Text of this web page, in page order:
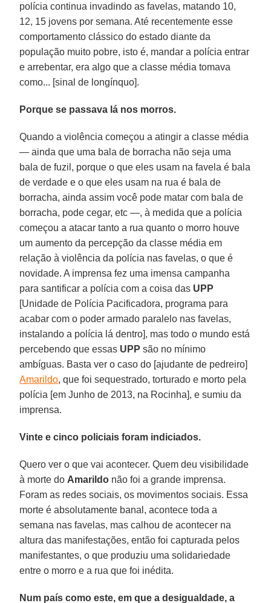
polícia continua invadindo as favelas, matando 10,
12, 15 jovens por semana. Até recentemente esse
comportamento clássico do estado diante da
população muito pobre, isto é, mandar a polícia entrar
e arrebentar, era algo que a classe média tomava
como... [sinal de longínquo].
Porque se passava lá nos morros.
Quando a violência começou a atingir a classe média
— ainda que uma bala de borracha não seja uma
bala de fuzil, porque o que eles usam na favela é bala
de verdade e o que eles usam na rua é bala de
borracha, ainda assim você pode matar com bala de
borracha, pode cegar, etc —, à medida que a polícia
começou a atacar tanto a rua quanto o morro houve
um aumento da percepção da classe média em
relação à violência da polícia nas favelas, o que é
novidade. A imprensa fez uma imensa campanha
para santificar a polícia com a coisa das UPP
[Unidade de Polícia Pacificadora, programa para
acabar com o poder armado paralelo nas favelas,
instalando a polícia lá dentro], mas todo o mundo está
percebendo que essas UPP são no mínimo
ambíguas. Basta ver o caso do [ajudante de pedreiro]
Amarildo, que foi sequestrado, torturado e morto pela
polícia [em Junho de 2013, na Rocinha], e sumiu da
imprensa.
Vinte e cinco policiais foram indiciados.
Quero ver o que vai acontecer. Quem deu visibilidade
à morte do Amarildo não foi a grande imprensa.
Foram as redes sociais, os movimentos sociais. Essa
morte é absolutamente banal, acontece toda a
semana nas favelas, mas calhou de acontecer na
altura das manifestações, então foi capturada pelos
manifestantes, o que produziu uma solidariedade
entre o morro e a rua que foi inédita.
Num país como este, em que a desigualdade, a